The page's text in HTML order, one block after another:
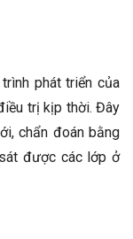
phát triển của
trị kịp thời. Đây
chẩn đoán bằng
được các lớp ở